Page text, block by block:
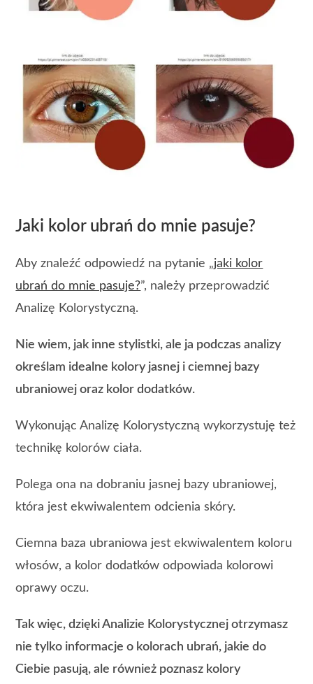
Jaki kolor ubrań do mnie pasuje?
Aby znaleźć odpowiedź na pytanie „jaki kolor
ubrań do mnie pasuje?”, należy przeprowadzić
Analizę Kolorystyczną.
Nie wiem, jak inne stylistki, ale ja podczas analizy
określam idealne kolory jasnej i ciemnej bazy
ubraniowej oraz kolor dodatków.
Wykonując Analizę Kolorystyczną wykorzystuję też
technikę kolorów ciała.
Polega ona na dobraniu jasnej bazy ubraniowej,
która jest ekwiwalentem odcienia skóry.
Ciemna baza ubraniowa jest ekwiwalentem koloru
włosów, a kolor dodatków odpowiada kolorowi
oprawy oczu.
Tak więc, dzięki Analizie Kolorystycznej otrzymasz
nie tylko informacje o kolorach ubrań, jakie do
Ciebie pasują, ale również poznasz kolory